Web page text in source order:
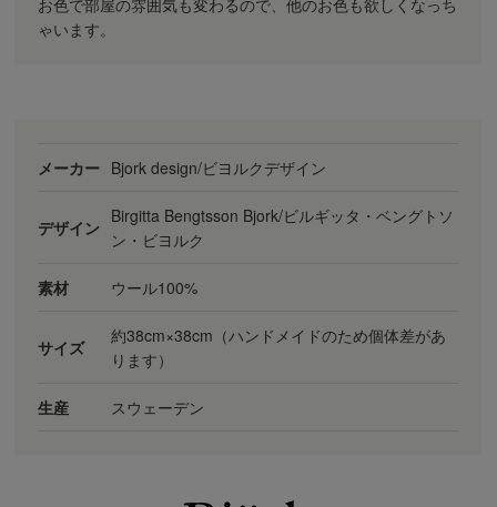
ゃいます。
メーカー Bjork design/ビヨルクデザイン
デザイン
Birgitta Bengtsson Bjork/ビルギッタ・ベングトソ
ン・ビヨルク
素材 ウール100%
サイズ
約38cm×38cm（ハンドメイドのため個体差があ
ります）
生産 スウェーデン